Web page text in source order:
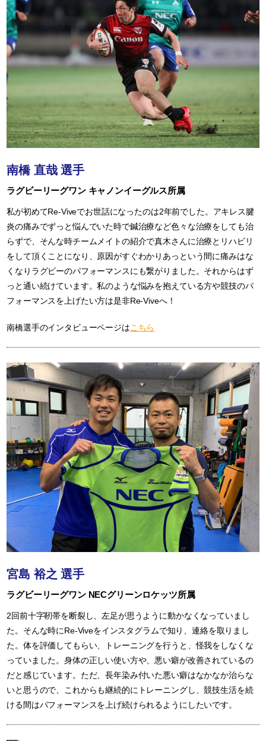
南橋 直哉 選手
ラグビーリーグワン キャノンイーグルス所属
私が初めてRe-Viveでお世話になったのは2年前でした。アキレス腱
炎の痛みでずっと悩んでいた時で鍼治療など色々な治療をしても治
らずで、そんな時チームメイトの紹介で真木さんに治療とリハビリ
をして頂くことになり、原因がすぐわかりあっという間に痛みはな
くなりラグビーのパフォーマンスにも繋がりました。それからはず
っと通い続けています。私のような悩みを抱えている方や競技のパ
フォーマンスを上げたい方は是非Re-Viveへ！
南橋選手のインタビューページはこちら
宮島 裕之 選手
ラグビーリーグワン NECグリーンロケッツ所属
2回前十字靭帯を断裂し、左足が思うように動かなくなっていまし
た。そんな時にRe-Viveをインスタグラムで知り、連絡を取りまし
た。体を評価してもらい、トレーニングを行うと、怪我をしなくな
っていました。身体の正しい使い方や、悪い癖が改善されているの
だと感じています。ただ、長年染み付いた悪い癖はなかなか治らな
いと思うので、これからも継続的にトレーニングし、競技生活を続
ける間はパフォーマンスを上げ続けられるようにしたいです。